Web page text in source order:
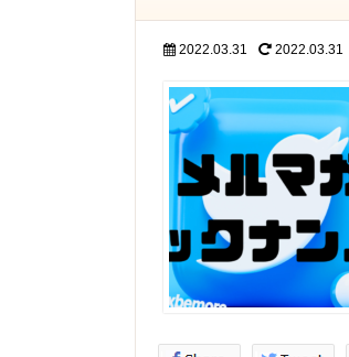
2022.03.31 2022.03.31